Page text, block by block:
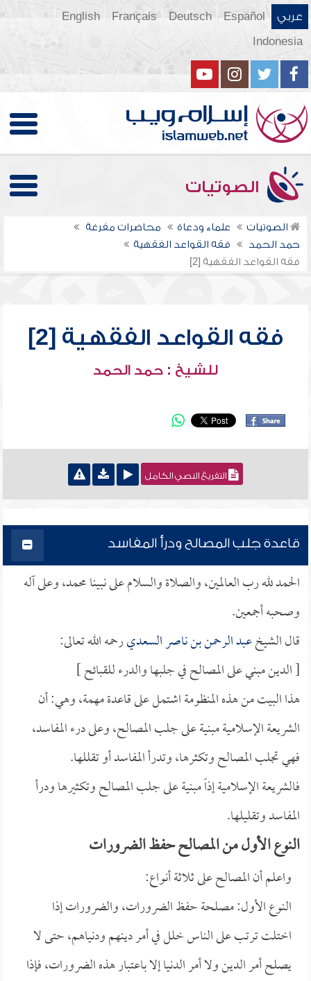
عربي Español
Deutsch
Français
English
Indonesia
الصوتيات
الصوتيات علماء ودعاة
محاضرات مفرغة
حمد الحمد
فقه القواعد الفقهية
فقه القواعد الفقهية [2]
فقه القواعد الفقهية [2]
للشيخ : حمد الحمد
التفريغ النصي الكامل
قاعدة جلب المصالح ودرأ المفاسد
الحمد لله رب العالمين، والصلاة والسلام على نبينا محمد، وعلى آله
وصحبه أجمعين.
قال الشيخعبد الرحمن بن ناصر السعديرحمه الله تعالى:
[ الدين مبني على المصالح في جلبها والدرء للقبائح ]
هذا البيت من هذه المنظومة اشتمل على قاعدة مهمة، وهي: أن
الشريعة الإسلامية مبنية على جلب المصالح، وعلى درء المفاسد،
فهي تجلب المصالح وتكثرها، وتدرأ المفاسد أو تقللها.
فالشريعة الإسلامية إذاً مبنية على جلب المصالح وتكثيرها ودرأ
المفاسد وتقليلها.
النوع الأول من المصالح حفظ الضرورات
واعلم أن المصالح على ثلاثة أنواع:
النوع الأول: مصلحة حفظ الضرورات، والضرورات إذا
اختلت ترتب على الناس خلل في أمر دينهم ودنياهم، حتى لا
يصلح أمر الدين ولا أمر الدنيا إلا باعتبار هذه الضرورات، فإذا